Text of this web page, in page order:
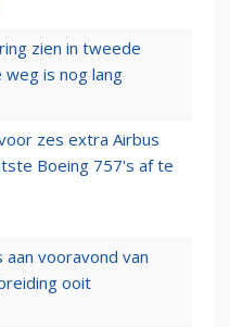
zien in tweede
weg is nog lang
zes extra Airbus
Boeing 757's af te
aan vooravond van
ooit